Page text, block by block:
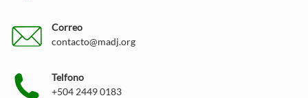
Correo
contacto@madj.org
Telfono
+504 2449 0183